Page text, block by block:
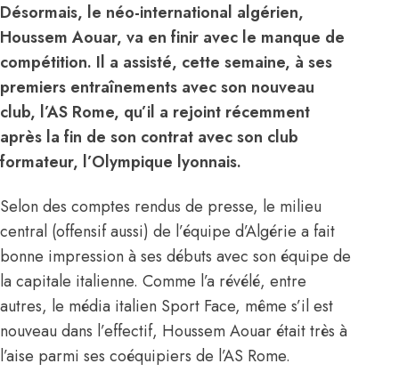
Désormais, le néo-international algérien,
Houssem Aouar, va en finir avec le manque de
compétition. Il a assisté, cette semaine, à ses
premiers entraînements avec son nouveau
club, l’AS Rome, qu’il a rejoint récemment
après la fin de son contrat avec son club
formateur, l’Olympique lyonnais.
Selon des comptes rendus de presse, le milieu
central (offensif aussi) de l’équipe d’Algérie a fait
bonne impression à ses débuts avec son équipe de
la capitale italienne. Comme l’a révélé, entre
autres, le média italien Sport Face, même s’il est
nouveau dans l’effectif, Houssem Aouar était très à
l’aise parmi ses coéquipiers de l’AS Rome.